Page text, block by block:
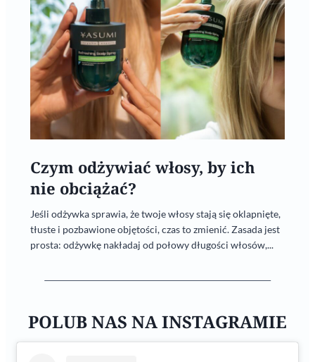
Czym odżywiać włosy, by ich
nie obciążać?
Jeśli odżywka sprawia, że twoje włosy stają się oklapnięte,
tłuste i pozbawione objętości, czas to zmienić. Zasada jest
prosta: odżywkę nakładaj od połowy długości włosów,...
POLUB NAS NA INSTAGRAMIE